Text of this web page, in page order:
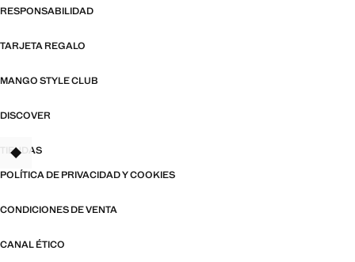
RESPONSABILIDAD
TARJETA REGALO
MANGO STYLE CLUB
DISCOVER
TIENDAS
POLÍTICA DE PRIVACIDAD Y COOKIES
CONDICIONES DE VENTA
CANAL ÉTICO